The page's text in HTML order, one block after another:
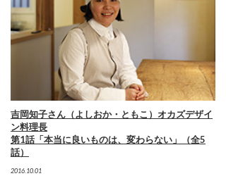
吉岡知子さん（よしおか・ともこ）オカズデザイ
ン料理長
第1話「本当に良いものは、変わらない」（全5
話）
2016.10.01